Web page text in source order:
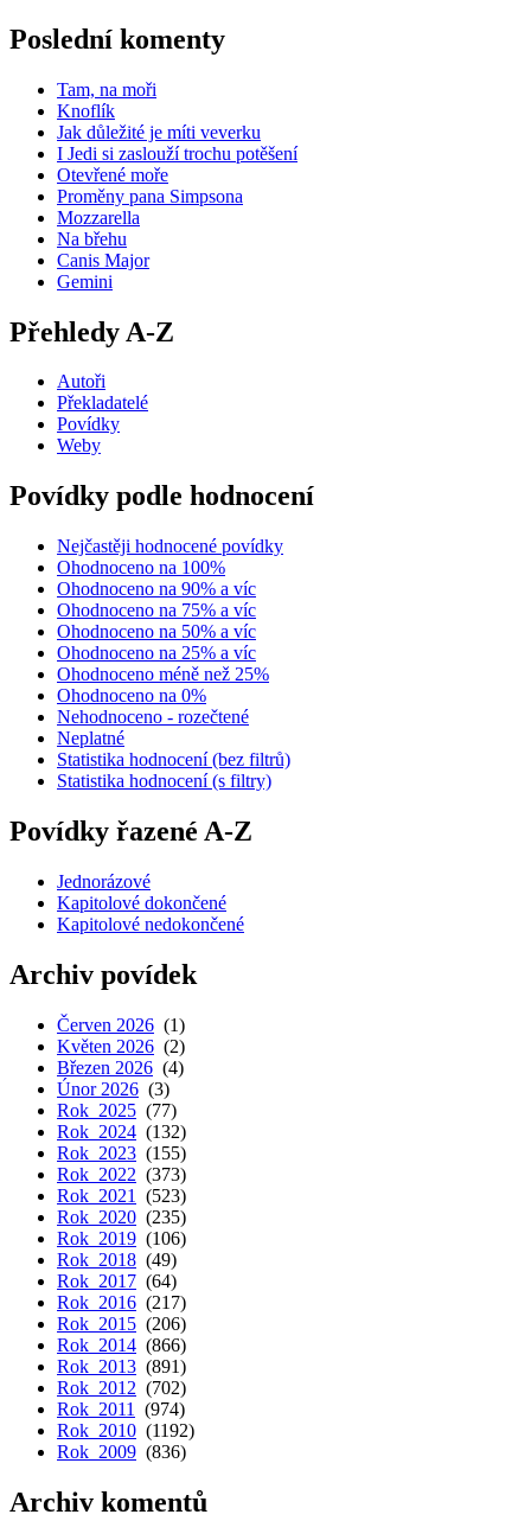
Poslední komenty
Tam, na moři
Knoflík
Jak důležité je míti veverku
I Jedi si zaslouží trochu potěšení
Otevřené moře
Proměny pana Simpsona
Mozzarella
Na břehu
Canis Major
Gemini
Přehledy A-Z
Autoři
Překladatelé
Povídky
Weby
Povídky podle hodnocení
Nejčastěji hodnocené povídky
Ohodnoceno na 100%
Ohodnoceno na 90% a víc
Ohodnoceno na 75% a víc
Ohodnoceno na 50% a víc
Ohodnoceno na 25% a víc
Ohodnoceno méně než 25%
Ohodnoceno na 0%
Nehodnoceno - rozečtené
Neplatné
Statistika hodnocení (bez filtrů)
Statistika hodnocení (s filtry)
Povídky řazené A-Z
Jednorázové
Kapitolové dokončené
Kapitolové nedokončené
Archiv povídek
Červen 2026 (1)
Květen 2026 (2)
Březen 2026 (4)
Únor 2026 (3)
Rok 2025 (77)
Rok 2024 (132)
Rok 2023 (155)
Rok 2022 (373)
Rok 2021
(523)
Rok 2020 (235)
Rok 2019 (106)
Rok 2018 (49)
Rok 2017 (64)
Rok 2016 (217)
Rok 2015 (206)
Rok 2014 (866)
Rok 2013 (891)
Rok 2012 (702)
Rok 2011
(974)
Rok 2010 (1192)
Rok 2009 (836)
Archiv komentů